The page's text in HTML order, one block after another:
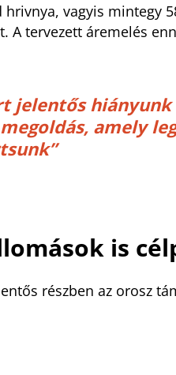
vagyis mintegy
A tervezett áremelés
jelentős
amely
is
részben az orosz